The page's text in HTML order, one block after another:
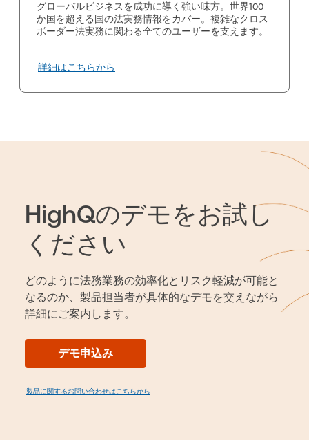
グローバルビジネスを成功に導く強い味方。世界100
か国を超える国の法実務情報をカバー。複雑なクロス
ボーダー法実務に関わる全てのユーザーを支えます。
詳細はこちらから
HighQのデモをお試し
ください
どのように法務業務の効率化とリスク軽減が可能と
なるのか、製品担当者が具体的なデモを交えながら
詳細にご案内します。
デモ申込み
製品に関するお問い合わせはこちらから